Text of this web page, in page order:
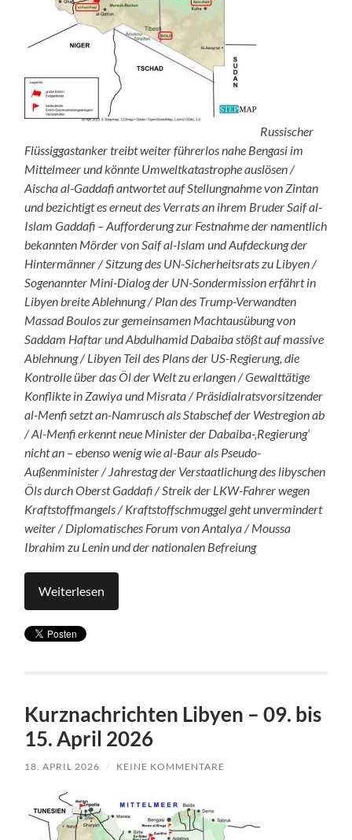
Russischer
Flüssiggastanker treibt weiter führerlos nahe Bengasi im
Mittelmeer und könnte Umweltkatastrophe auslösen /
Aischa al-Gaddafi antwortet auf Stellungnahme von Zintan
und bezichtigt es erneut des Verrats an ihrem Bruder Saif al-
Islam Gaddafi – Aufforderung zur Festnahme der namentlich
bekannten Mörder von Saif al-Islam und Aufdeckung der
Hintermänner / Sitzung des UN-Sicherheitsrats zu Libyen /
Sogenannter Mini-Dialog der UN-Sondermission erfährt in
Libyen breite Ablehnung / Plan des Trump-Verwandten
Massad Boulos zur gemeinsamen Machtausübung von
Saddam Haftar und Abdulhamid Dabaiba stößt auf massive
Ablehnung / Libyen Teil des Plans der US-Regierung, die
Kontrolle über das Öl der Welt zu erlangen / Gewalttätige
Konflikte in Zawiya und Misrata / Präsidialratsvorsitzender
al-Menfi setzt an-Namrusch als Stabschef der Westregion ab
/ Al-Menfi erkennt neue Minister der Dabaiba-‚Regierung‘
nicht an – ebenso wenig wie al-Baur als Pseudo-
Außenminister / Jahrestag der Verstaatlichung des libyschen
Öls durch Oberst Gaddafi / Streik der LKW-Fahrer wegen
Kraftstoffmangels / Kraftstoffschmuggel geht unvermindert
weiter / Diplomatisches Forum von Antalya / Moussa
Ibrahim zu Lenin und der nationalen Befreiung
Weiterlesen
Kurznachrichten Libyen – 09. bis
15. April 2026
18. APRIL 2026 / KEINE KOMMENTARE